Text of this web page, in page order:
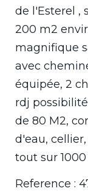
de l'Esterel ,
200 m2
magnifique
avec
équipée, 2
rdj
de 80 M2,
d'eau,
tout sur
Reference :